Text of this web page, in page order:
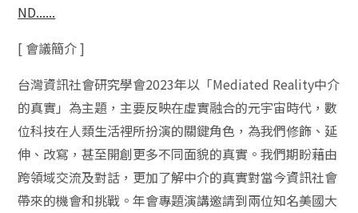
ND......
[ 會議簡介 ]
台灣資訊社會研究學會2023年以「Mediated Reality中介
的真實」為主題，主要反映在虛實融合的元宇宙時代，數
位科技在人類生活裡所扮演的關鍵角色，為我們修飾、延
伸、改寫，甚至開創更多不同面貌的真實。我們期盼藉由
跨領域交流及對話，更加了解中介的真實對當今資訊社會
帶來的機會和挑戰。年會專題演講邀請到兩位知名美國大